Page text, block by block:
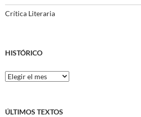
Crítica Literaria
HISTÓRICO
Histórico
ÚLTIMOS TEXTOS